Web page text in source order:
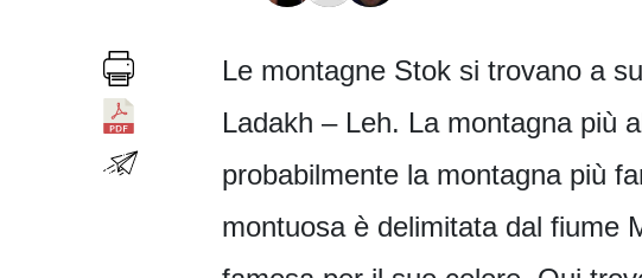
Le montagne Stok si trovano a
Ladakh – Leh. La montagna più
probabilmente la montagna più
montuosa è delimitata dal fiume